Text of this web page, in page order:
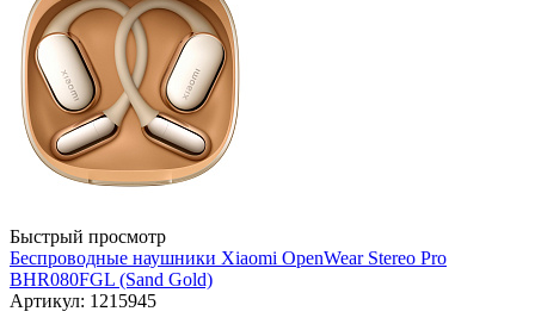
Быстрый просмотр
Беспроводные наушники Xiaomi OpenWear Stereo Pro
BHR080FGL (Sand Gold)
Артикул: 1215945